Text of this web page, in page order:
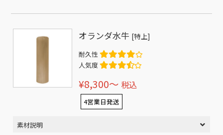
オランダ水牛 [特上]
耐久性
人気度
¥8,300〜 税込
4営業日発送
素材説明